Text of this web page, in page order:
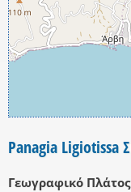
Panagia Ligiotissa
Γεωγραφικό